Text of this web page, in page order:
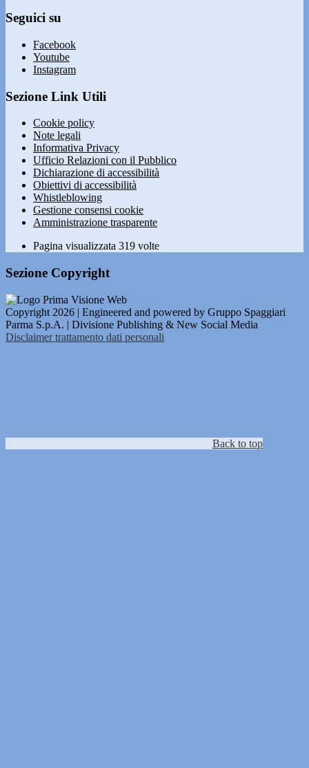
Seguici su
Facebook
Youtube
Instagram
Sezione Link Utili
Cookie policy
Note legali
Informativa Privacy
Ufficio Relazioni con il Pubblico
Dichiarazione di accessibilità
Obiettivi di accessibilità
Whistleblowing
Gestione consensi cookie
Amministrazione trasparente
Pagina visualizzata 319 volte
Sezione Copyright
Copyright 2026 | Engineered and powered by Gruppo Spaggiari
Parma S.p.A. | Divisione Publishing & New Social Media
Disclaimer trattamento dati personali
Back to top